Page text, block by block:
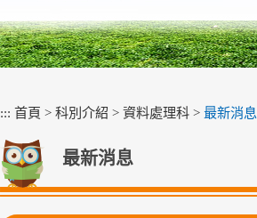
::: 首頁 > 科別介紹 > 資料處理科 > 最新消息
最新消息